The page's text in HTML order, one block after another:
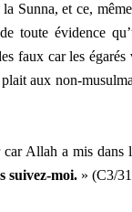
Sunna, et ce,
toute évidence
faux car les
aux non-
Allah a mis dans
suivez-moi. » (C3/